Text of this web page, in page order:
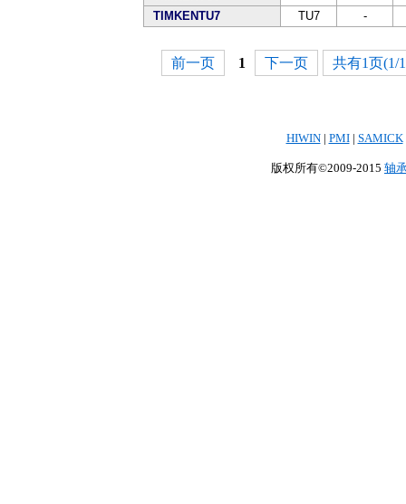
TIMKENTU7
TU7 -
前一页 1 下一页 共有1页(1/
HIWIN| PMI| SAMICK
版权所有©2009-2015 轴